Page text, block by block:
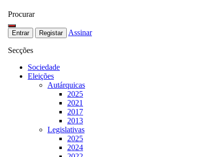
Procurar
Entrar Registar Assinar
Secções
Sociedade
Eleições
Autárquicas
2025
2021
2017
2013
Legislativas
2025
2024